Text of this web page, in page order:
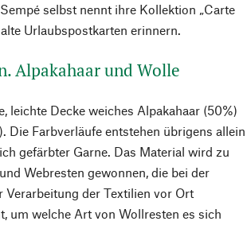
selbst nennt ihre Kollektion „Carte
Urlaubspostkarten erinnern.
Alpakahaar und Wolle
leichte Decke weiches Alpakahaar (50%)
Die Farbverläufe entstehen übrigens allein
gefärbter Garne. Das Material wird zu
Webresten gewonnen, die bei der
der Textilien vor Ort
um welche Art von Wollresten es sich